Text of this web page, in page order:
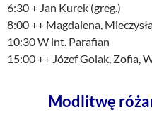
6:30 + Jan Kurek (greg.)
8:00 ++ Magdalena,
10:30 W int. Parafian
15:00 ++ Józef Golak, Zofia,
Modlitwę